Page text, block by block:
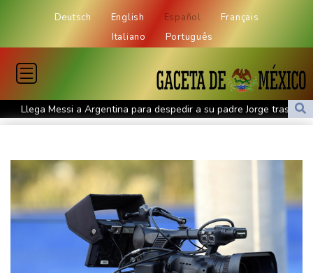
Deutsch English Español
Français
Italiano
Português
Llega Messi a Argentina para despedir a su padre Jorge tras su
muerte
socavar a su presidente"
Erupción del Etna obliga a suspender llegadas a un aeropuerto
de Sicilia
Bulgaria convoca al embajador de Ucrania tras explosión de un
dron en su territorio
Muere el padre de Lionel Messi a los 68 años, el hombre detrás